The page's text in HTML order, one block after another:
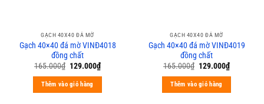
GẠCH 40X40 ĐÁ MỜ
Gạch 40×40 đá mờ VINĐ4018
đồng chất
165.000₫ 129.000₫
Thêm vào giỏ hàng
GẠCH 40X40 ĐÁ MỜ
Gạch 40×40 đá mờ VINĐ4019
đồng chất
165.000₫ 129.000₫
Thêm vào giỏ hàng